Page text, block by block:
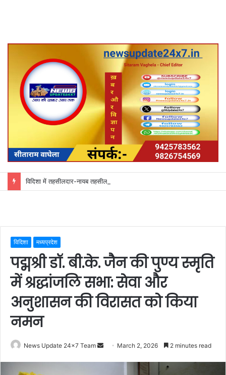
विदिशा मध्यप्रदेश
पद्मश्री डॉ. बी.के. जैन की पुण्य स्मृति
में श्रद्धांजलि सभा: सेवा और
अनुशासन की विरासत को किया
नमन
News Update 24x7 Team
Send March 2, 2026 2 minutes read